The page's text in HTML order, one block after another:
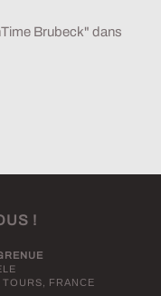
Brubeck" dans
!
FRANCE